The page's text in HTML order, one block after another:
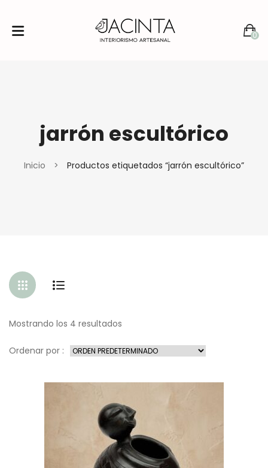
0
jarrón escultórico
Inicio > Productos etiquetados “jarrón escultórico”
Mostrando los 4 resultados
Ordenar por :